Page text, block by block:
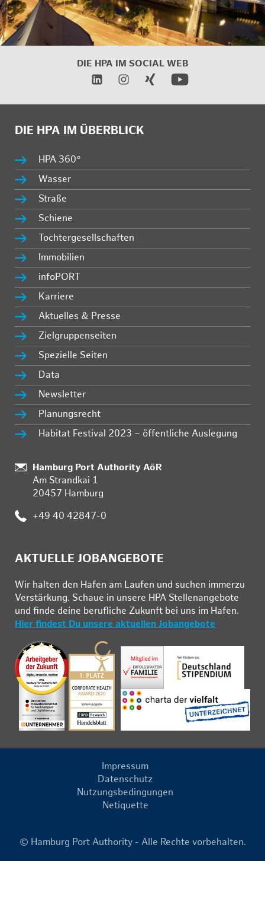
DIE HPA IM SOCIAL WEB
DIE HPA IM ÜBERBLICK
HPA 360°
Wasser
Straße
Schiene
Tochtergesellschaften
Immobilien
infoPORT
Karriere
Aktuelles & Presse
Zielgruppenseiten
Spezielle Seiten
Data
Newsletter
Planungsrecht
Habitat Festival 2023 – öffentliche Auslegung
:
Hamburg Port Authority AöR
Am Strandkai 1
20457 Hamburg
: +49 40 42847-0
AKTUELLE JOBANGEBOTE
Wir hal­ten den Ha­fen am Lau­fen und su­chen im­mer­zu
Ver­stär­kung. Schau­e in un­se­re HPA Stel­len­an­ge­bo­te
und fin­de deine be­ruf­li­che Zu­kunft bei uns im Ha­fen.
Hier findest Du unsere aktuellen Jobangebote
Impressum
Datenschutz
Nutzungsbedingungen
Netiquette
© Hamburg Port Authority - Alle Rechte vorbehalten.